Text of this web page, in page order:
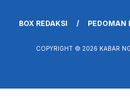
BOX REDAKSI PEDOMAN
COPYRIGHT © 2026 KABAR